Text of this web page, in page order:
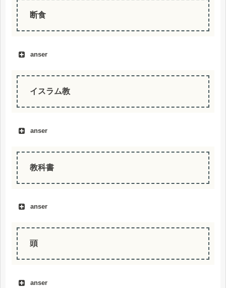
断食
anser
イスラム教
anser
教科書
anser
頭
anser